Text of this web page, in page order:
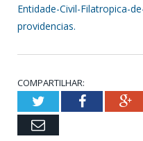
Entidade-Civil-Filatropica-
providencias.
COMPARTILHAR:
TwitterFacebook
Email